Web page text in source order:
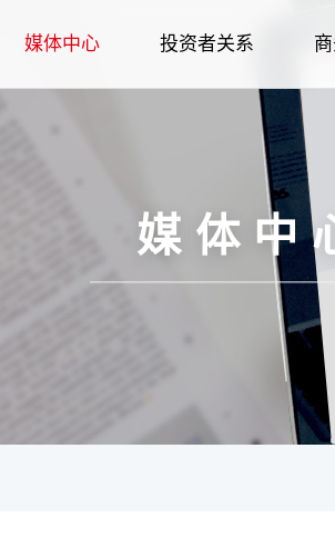
企业图
生物医疗
媒体中心 投资者关系
股票信息
金海豚服务
企业荣誉智慧冷链
媒体报道信息披露
经销商
在线建
社会招聘
企业用户
媒体中